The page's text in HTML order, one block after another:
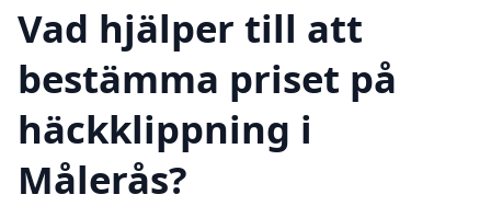
Vad hjälper till att
bestämma priset på
häckklippning i
Målerås?